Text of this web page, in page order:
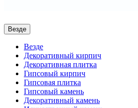
Везде
Везде
Декоративный кирпич
Декоративная плитка
Гипсовый кирпич
Гипсовая плитка
Гипсовый камень
Декоративный камень